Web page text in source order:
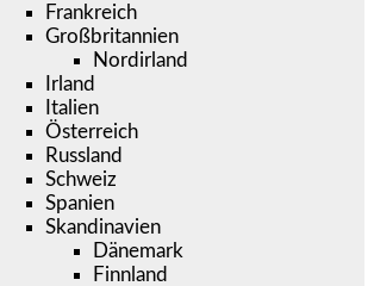
Frankreich
Großbritannien
Nordirland
Irland
Italien
Österreich
Russland
Schweiz
Spanien
Skandinavien
Dänemark
Finnland